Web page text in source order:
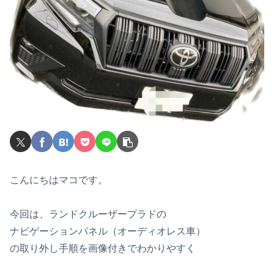
こんにちはマコです。
今回は、ランドクルーザープラドの
ナビゲーションパネル（オーディオレス車）
の取り外し手順を画像付きでわかりやすく